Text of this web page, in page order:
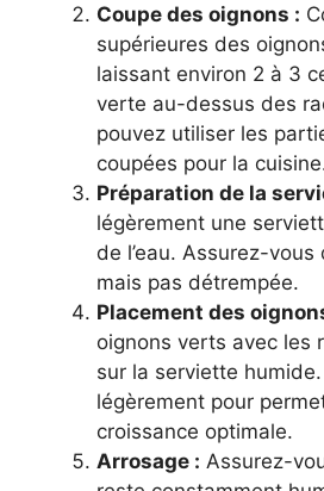
Coupe des oignons :
supérieures des
laissant environ 2 à 3
verte au-dessus des
pouvez utiliser les
coupées pour la
Préparation de la
légèrement une
de l’eau. Assurez-vous
mais pas détrempée.
Placement des
oignons verts avec les
sur la serviette
légèrement pour
croissance optimale.
Arrosage : Assurez-